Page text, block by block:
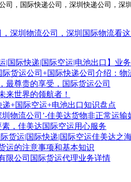
司，国际快递公司，深圳快递公司，深
，深圳物流公司，深圳国际物流看
|国际快递|国际空运|电池出口】业
际货运公司+国际快递公司介绍：物
最尊贵的享受，国际货运公司
来世界的领航者！
递+国际空运+电池出口知识盘点
圳物流公司’-佳美达货物非正常运输
素，佳美达国际空运用心服务
货运|国际快递|国际空运佳美达之
运的注意事项和基本知识
限公司国际货运代理业务详情